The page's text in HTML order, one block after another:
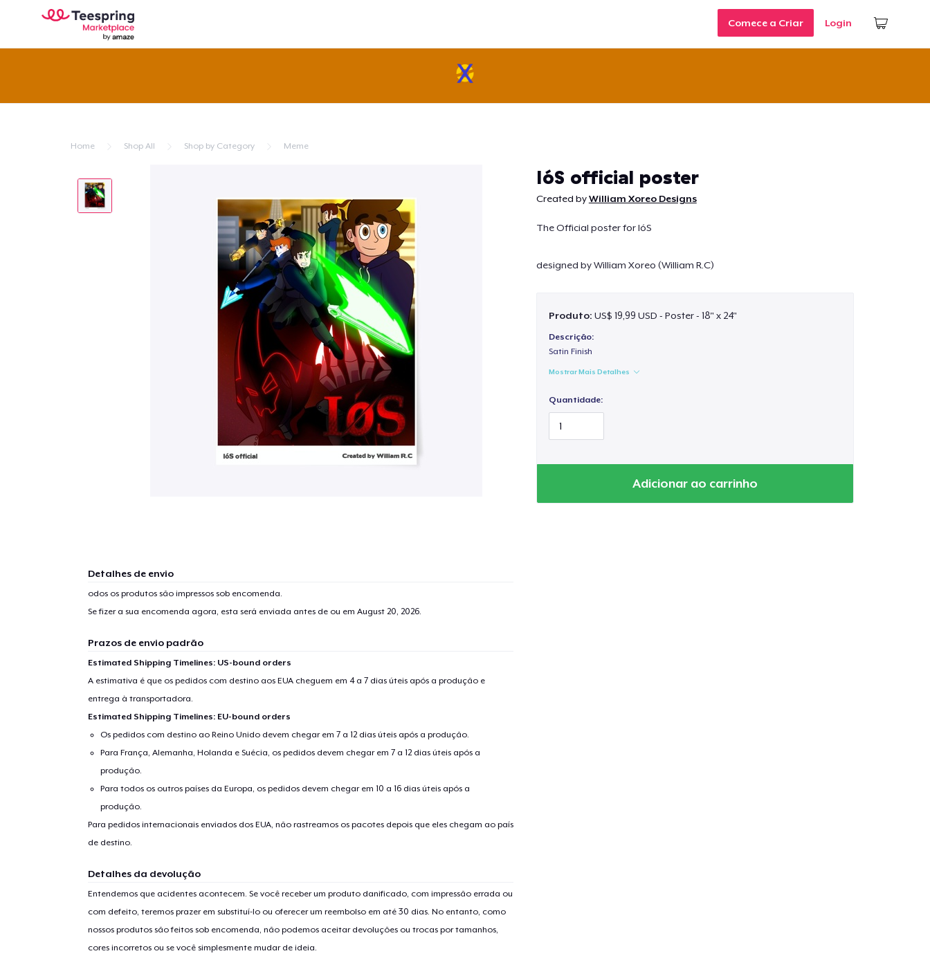
Comece a Criar Login
Home Shop All Shop by Category Meme
IóS official poster
Created byWilliam Xoreo Designs
The Official poster for IóS
designed by William Xoreo (William R.C)
Produto: US$ 19,99 USD - Poster - 18" x 24"
Descrição:
Satin Finish
Mostrar Mais Detalhes
Quantidade:
Adicionar ao carrinho
Detalhes de envio
odos os produtos são impressos sob encomenda.
Se fizer a sua encomenda agora, esta será enviada antes de ou em August 20, 2026.
Prazos de envio padrão
Estimated Shipping Timelines: US-bound orders
A estimativa é que os pedidos com destino aos EUA cheguem em 4 a 7 dias úteis após a produção e
entrega à transportadora.
Estimated Shipping Timelines: EU-bound orders
Os pedidos com destino ao Reino Unido devem chegar em 7 a 12 dias úteis após a produção.
Para França, Alemanha, Holanda e Suécia, os pedidos devem chegar em 7 a 12 dias úteis após a
produção.
Para todos os outros países da Europa, os pedidos devem chegar em 10 a 16 dias úteis após a
produção.
Para pedidos internacionais enviados dos EUA, não rastreamos os pacotes depois que eles chegam ao país
de destino.
Detalhes da devolução
Entendemos que acidentes acontecem. Se você receber um produto danificado, com impressão errada ou
com defeito, teremos prazer em substituí-lo ou oferecer um reembolso em até 30 dias. No entanto, como
nossos produtos são feitos sob encomenda, não podemos aceitar devoluções ou trocas por tamanhos,
cores incorretos ou se você simplesmente mudar de ideia.